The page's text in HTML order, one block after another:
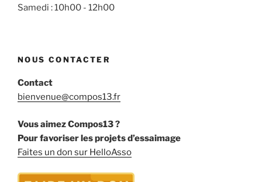
Samedi : 10h00 - 12h00
NOUS CONTACTER
Contact
bienvenue@compos13.fr
Vous aimez Compos13 ?
Pour favoriser les projets d’essaimage
Faites un don sur HelloAsso